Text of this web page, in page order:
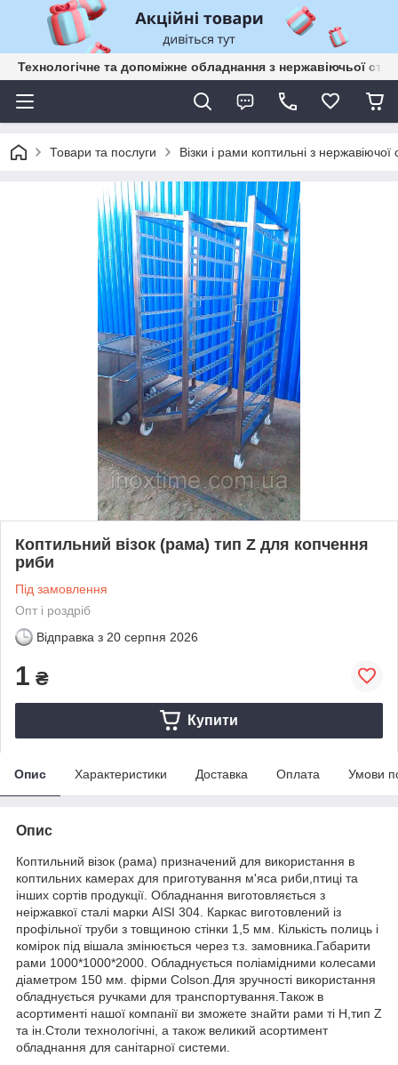
Технологічне та допоміжне обладнання з нержавіючьої
Товари та послуги Візки і рами коптильні з нержавіючої
Коптильний візок (рама) тип Z для копчення
риби
Під замовлення
Опт і роздріб
Відправка з 20 серпня 2026
1 ₴
Купити
Опис Характеристики Доставка Оплата Умови
Опис
Коптильний візок (рама) призначений для використання в
коптильних камерах для приготування м'яса риби,птиці та
інших сортів продукції. Обладнання виготовляється з
неіржавкої сталі марки AISI 304. Каркас виготовлений із
профільної труби з товщиною стінки 1,5 мм. Кількість полиць і
комірок під вішала змінюється через т.з. замовника.Габарити
рами 1000*1000*2000. Обладнується поліамідними колесами
діаметром 150 мм. фірми Colson.Для зручності використання
обладнується ручками для транспортування.Також в
асортименті нашої компанії ви зможете знайти рами ті Н,тип Z
та ін.Столи технологічні, а також великий асортимент
обладнання для санітарної системи.